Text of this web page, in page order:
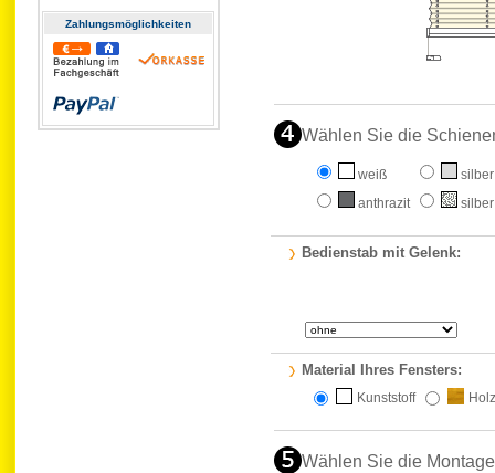
Zahlungs­möglichkeiten
Wählen Sie die
weiß
silber
anthrazit
Bedienstab mit Gelenk:
Material Ihres Fensters:
Kunststoff Holz
Wählen Sie die